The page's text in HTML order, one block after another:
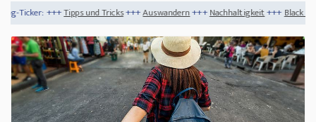
und Tricks+++Auswandern+++Nachhaltigkeit+++Black Friday - Die besten